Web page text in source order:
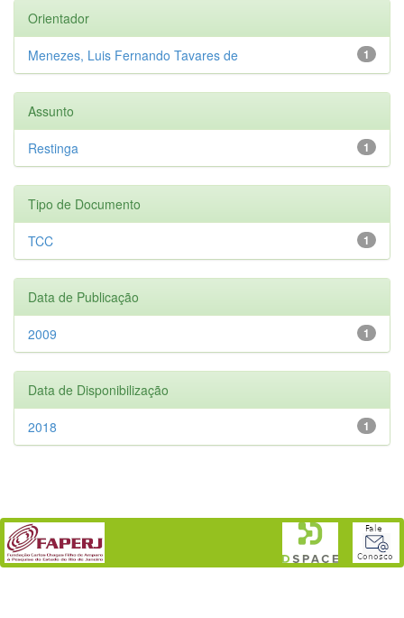
Orientador
1
Menezes, Luis Fernando Tavares de
Assunto
1
Restinga
Tipo de Documento
1
TCC
Data de Publicação
1
2009
Data de Disponibilização
1
2018